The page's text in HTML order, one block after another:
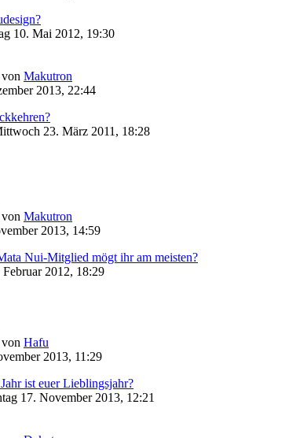
10. Mai 2012, 19:30
von Makutron
2013, 22:44
23. März 2011, 18:28
von Makutron
2013, 14:59
Nui-Mitglied mögt ihr am meisten?
Februar 2012, 18:29
von Hafu
2013, 11:29
ist euer Lieblingsjahr?
17. November 2013, 12:21